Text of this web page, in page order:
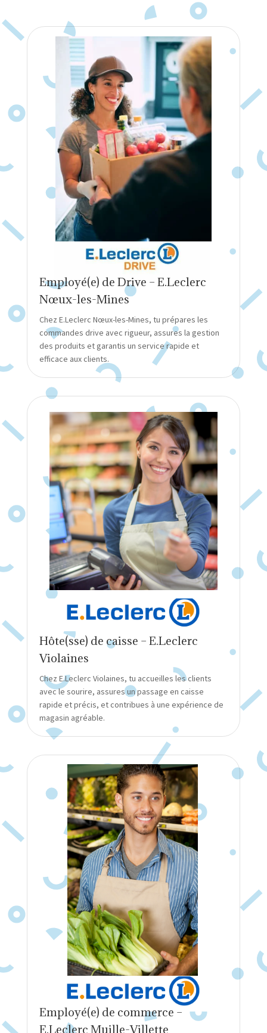
Employé(e) de Drive – E.Leclerc
Nœux-les-Mines
Chez E.Leclerc Nœux-les-Mines, tu prépares les
commandes drive avec rigueur, assures la gestion
des produits et garantis un service rapide et
efficace aux clients.
Hôte(sse) de caisse – E.Leclerc
Violaines
Chez E.Leclerc Violaines, tu accueilles les clients
avec le sourire, assures un passage en caisse
rapide et précis, et contribues à une expérience de
magasin agréable.
Employé(e) de commerce –
E.Leclerc Muille-Villette